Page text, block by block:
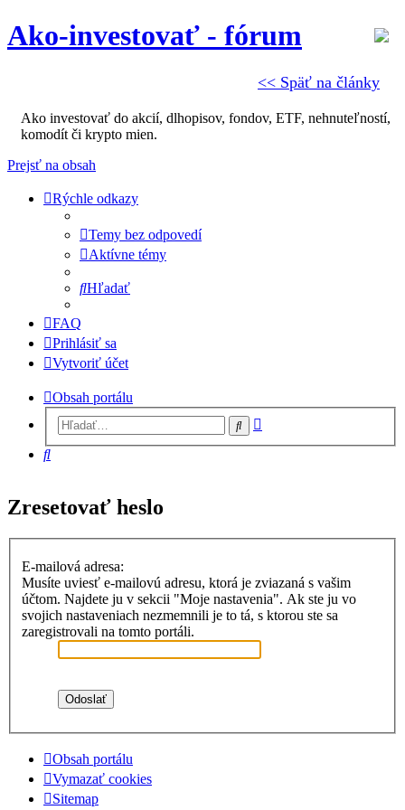
<< Späť na články
Ako-investovať - fórum
Ako investovať do akcií, dlhopisov, fondov, ETF, nehnuteľností,
komodít či krypto mien.
Prejsť na obsah
Rýchle odkazy
Temy bez odpovedí
Aktívne témy
Hľadať
FAQ
Prihlásiť sa
Vytvoriť účet
Obsah portálu
Hľadať
Hľadať
Zresetovať heslo
E-mailová adresa:
Musíte uviesť e-mailovú adresu, ktorá je zviazaná s vašim
účtom. Najdete ju v sekcii "Moje nastavenia". Ak ste ju vo
svojich nastaveniach nezmemnili je to tá, s ktorou ste sa
zaregistrovali na tomto portáli.
Obsah portálu
Vymazať cookies
Sitemap